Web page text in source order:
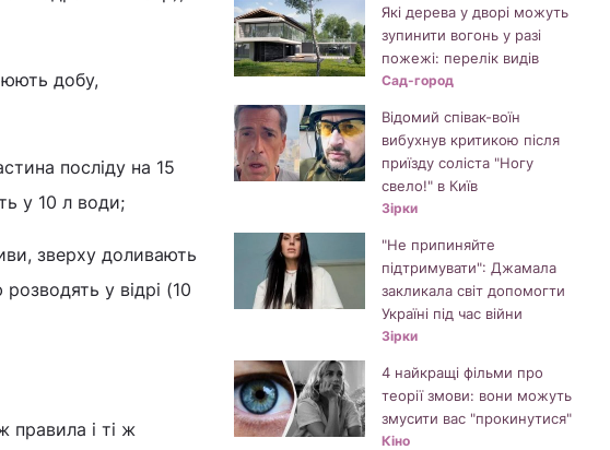
добу,
посліду на 15
у 10 л води;
зверху доливають
у відрі (10
правила і ті ж
Які дерева у дворі можуть
зупинити вогонь у разі
пожежі: перелік видів
Сад-город
Відомий співак-воїн
вибухнув критикою після
приїзду соліста "Ногу
свело!" в Київ
Зірки
"Не припиняйте
підтримувати": Джамала
закликала світ допомогти
Україні під час війни
Зірки
4 найкращі фільми про
теорії змови: вони можуть
змусити вас "прокинутися"
Кіно